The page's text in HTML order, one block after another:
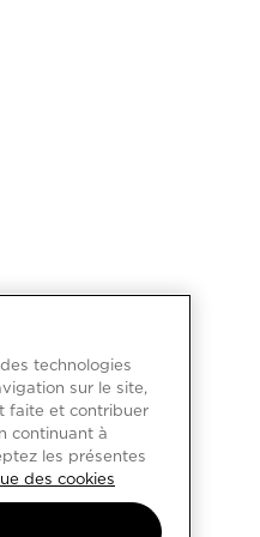
technologies
sur le site,
faite et contribuer
continuant à
les présentes
des cookies